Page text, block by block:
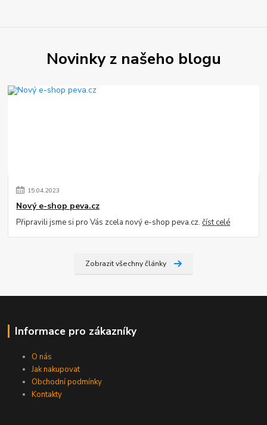
Novinky z našeho blogu
15.04.2023
Nový e-shop peva.cz
Připravili jsme si pro Vás zcela nový e-shop peva.cz.číst celé
Zobrazit všechny články
Informace pro zákazníky
O nás
Jak nakupovat
Obchodní podmínky
Kontakty